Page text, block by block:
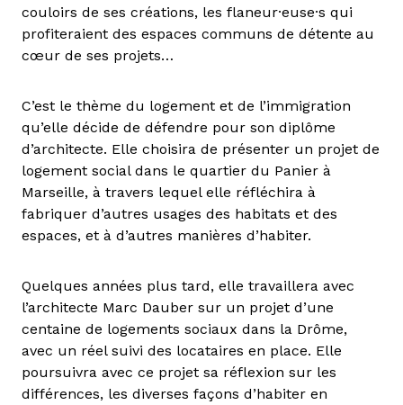
couloirs de ses créations, les flaneur·euse·s qui
profiteraient des espaces communs de détente au
cœur de ses projets…
C’est le thème du logement et de l’immigration
qu’elle décide de défendre pour son diplôme
d’architecte. Elle choisira de présenter un projet de
logement social dans le quartier du Panier à
Marseille, à travers lequel elle réfléchira à
fabriquer d’autres usages des habitats et des
espaces, et à d’autres manières d’habiter.
Quelques années plus tard, elle travaillera avec
l’architecte Marc Dauber sur un projet d’une
centaine de logements sociaux dans la Drôme,
avec un réel suivi des locataires en place. Elle
poursuivra avec ce projet sa réflexion sur les
différences, les diverses façons d’habiter en